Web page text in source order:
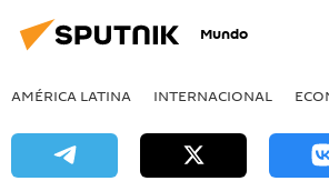
Mundo
AMÉRICA LATINA INTERNACIONAL